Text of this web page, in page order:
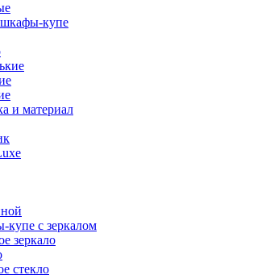
купе
и материал
с зеркалом
зеркало
стекло